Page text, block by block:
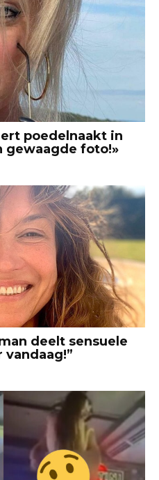
poedelnaakt in
gewaagde foto!»
deelt sensuele